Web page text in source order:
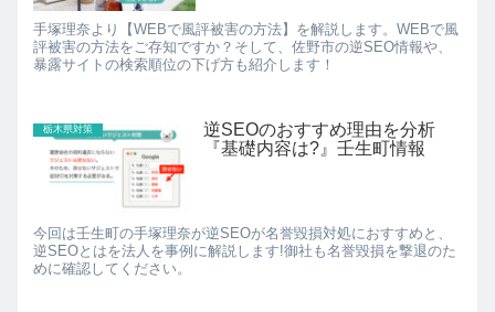
手塚理奈より【WEBで風評被害の方法】を解説します。WEBで風
評被害の方法をご存知ですか？そして、佐野市の逆SEO情報や、
暴露サイトの検索順位の下げ方も紹介します！
栃木県対策
逆SEOのおすすめ理由を分析
『基礎内容は?』壬生町情報
今回は壬生町の手塚理奈が逆SEOが名誉毀損対処におすすめと、
逆SEOとはを法人を事例に解説します!御社も名誉毀損を撃退のた
めに確認してください。